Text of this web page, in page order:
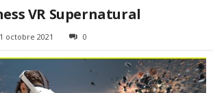
VR Supernatural
octobre 2021 0